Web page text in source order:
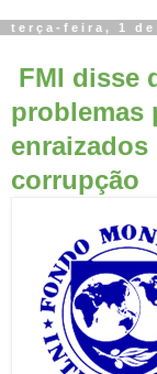
terça-feira, 1 de
FMI disse
problemas
enraizados
corrupção